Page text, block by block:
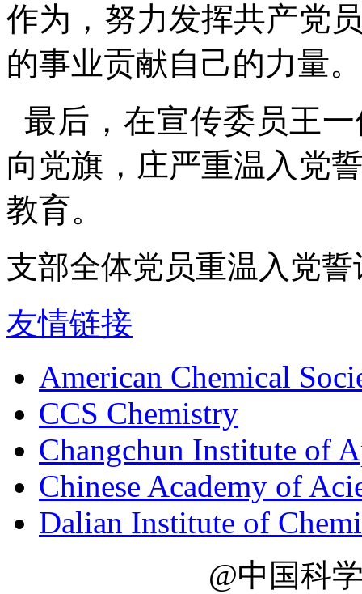
作为，努力发挥共产党
的事业贡献自己的力量。
最后，在宣传委员王
向党旗，庄严重温入党
教育。
支部全体党员重温入党誓
友情链接
American Chemical
CCS Chemistry
Changchun Institute of
Chinese Academy of
Dalian Institute of
@中国科